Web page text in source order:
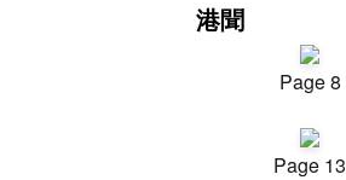
港聞
Page 8
Page 13